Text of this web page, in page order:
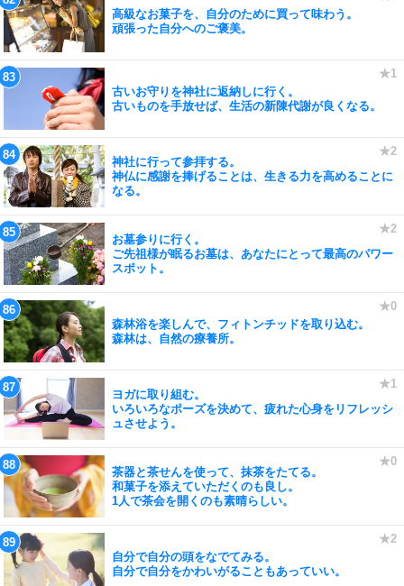
高級なお菓子を、自分のために買って味わう。
頑張った自分へのご褒美。
古いお守りを神社に返納しに行く。
古いものを手放せば、生活の新陳代謝が良くなる。
神社に行って参拝する。
神仏に感謝を捧げることは、生きる力を高めることに
なる。
お墓参りに行く。
ご先祖様が眠るお墓は、あなたにとって最高のパワー
スポット。
森林浴を楽しんで、フィトンチッドを取り込む。
森林は、自然の療養所。
ヨガに取り組む。
いろいろなポーズを決めて、疲れた心身をリフレッシ
ュさせよう。
茶器と茶せんを使って、抹茶をたてる。
和菓子を添えていただくのも良し。
1人で茶会を開くのも素晴らしい。
自分で自分の頭をなでてみる。
自分で自分をかわいがることもあっていい。